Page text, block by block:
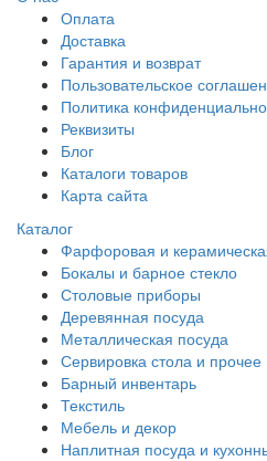
Оплата
Доставка
Гарантия и возврат
Пользовательское
Политика
Реквизиты
Блог
Каталоги товаров
Карта сайта
Каталог
Фарфоровая и
Бокалы и барное стекло
Столовые приборы
Деревянная посуда
Металлическая посуда
Сервировка стола и прочее
Барный инвентарь
Текстиль
Мебель и декор
Наплитная посуда и